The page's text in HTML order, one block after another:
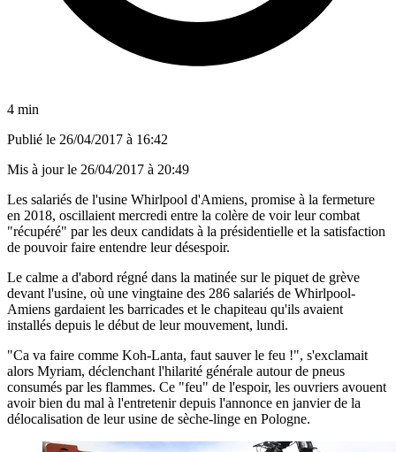
4 min
Publié le 26/04/2017 à 16:42
Mis à jour le 26/04/2017 à 20:49
Les salariés de l'usine Whirlpool d'Amiens, promise à la fermeture
en 2018, oscillaient mercredi entre la colère de voir leur combat
"récupéré" par les deux candidats à la présidentielle et la satisfaction
de pouvoir faire entendre leur désespoir.
Le calme a d'abord régné dans la matinée sur le piquet de grève
devant l'usine, où une vingtaine des 286 salariés de Whirlpool-
Amiens gardaient les barricades et le chapiteau qu'ils avaient
installés depuis le début de leur mouvement, lundi.
"Ca va faire comme Koh-Lanta, faut sauver le feu !", s'exclamait
alors Myriam, déclenchant l'hilarité générale autour de pneus
consumés par les flammes. Ce "feu" de l'espoir, les ouvriers avouent
avoir bien du mal à l'entretenir depuis l'annonce en janvier de la
délocalisation de leur usine de sèche-linge en Pologne.